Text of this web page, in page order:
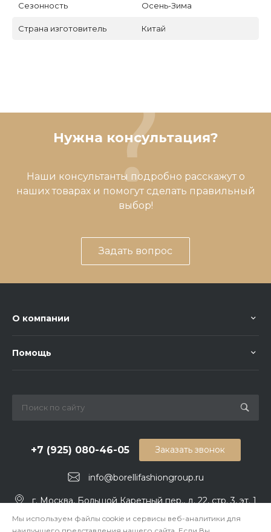
Сезонность Осень-Зима
Страна изготовитель Китай
Нужна консультация?
Наши консультанты подробно расскажут о
наших товарах и помогут сделать правильный
выбор!
Задать вопрос
О компании
Помощь
+7 (925) 080-46-05
info@borellifashiongroup.ru
Заказать звонок
г. Москва, Большой Каретный пер., д. 22, стр. 3, эт. 1
Мы используем файлы cookie и сервисы веб-аналитики для